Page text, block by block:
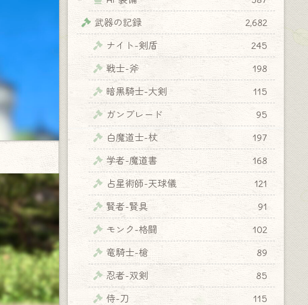
武器の記録
2,682
ナイト-剣盾
245
戦士-斧
198
暗黒騎士-大剣
115
ガンブレード
95
白魔道士-杖
197
学者-魔道書
168
占星術師-天球儀
121
賢者-賢具
91
モンク-格闘
102
竜騎士-槍
89
忍者-双剣
85
侍-刀
115